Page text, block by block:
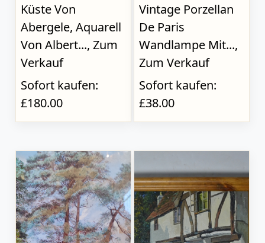
Küste Von
Abergele, Aquarell
Von Albert..., Zum
Verkauf
Sofort kaufen:
£180.00
Vintage Porzellan
De Paris
Wandlampe Mit...,
Zum Verkauf
Sofort kaufen:
£38.00